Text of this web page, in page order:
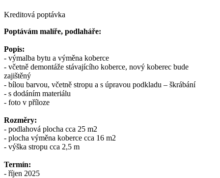
Kreditová poptávka
Poptávám malíře, podlaháře:
Popis:
- výmalba bytu a výměna koberce
- včetně demontáže stávajícího koberce, nový koberec bude
zajištěný
- bílou barvou, včetně stropu a s úpravou podkladu – škrábání
- s dodáním materiálu
- foto v příloze
Rozměry:
- podlahová plocha cca 25 m2
- plocha výměna koberce cca 16 m2
- výška stropu cca 2,5 m
Termín:
- říjen 2025